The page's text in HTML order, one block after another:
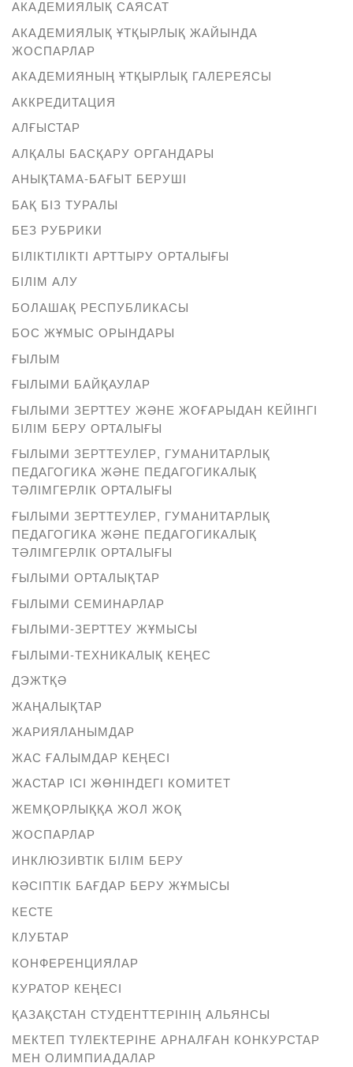
АКАДЕМИЯЛЫҚ САЯСАТ
АКАДЕМИЯЛЫҚ ҰТҚЫРЛЫҚ ЖАЙЫНДА
ЖОСПАРЛАР
АКАДЕМИЯНЫҢ ҰТҚЫРЛЫҚ ГАЛЕРЕЯСЫ
АККРЕДИТАЦИЯ
АЛҒЫСТАР
АЛҚАЛЫ БАСҚАРУ ОРГАНДАРЫ
АНЫҚТАМА-БАҒЫТ БЕРУШІ
БАҚ БІЗ ТУРАЛЫ
БЕЗ РУБРИКИ
БІЛІКТІЛІКТІ АРТТЫРУ ОРТАЛЫҒЫ
БІЛІМ АЛУ
БОЛАШАҚ РЕСПУБЛИКАСЫ
БОС ЖҰМЫС ОРЫНДАРЫ
ҒЫЛЫМ
ҒЫЛЫМИ БАЙҚАУЛАР
ҒЫЛЫМИ ЗЕРТТЕУ ЖӘНЕ ЖОҒАРЫДАН КЕЙІНГІ
БІЛІМ БЕРУ ОРТАЛЫҒЫ
ҒЫЛЫМИ ЗЕРТТЕУЛЕР, ГУМАНИТАРЛЫҚ
ПЕДАГОГИКА ЖӘНЕ ПЕДАГОГИКАЛЫҚ
ТӘЛІМГЕРЛІК ОРТАЛЫҒЫ
ҒЫЛЫМИ ЗЕРТТЕУЛЕР, ГУМАНИТАРЛЫҚ
ПЕДАГОГИКА ЖӘНЕ ПЕДАГОГИКАЛЫҚ
ТӘЛІМГЕРЛІК ОРТАЛЫҒЫ
ҒЫЛЫМИ ОРТАЛЫҚТАР
ҒЫЛЫМИ СЕМИНАРЛАР
ҒЫЛЫМИ-ЗЕРТТЕУ ЖҰМЫСЫ
ҒЫЛЫМИ-ТЕХНИКАЛЫҚ КЕҢЕС
ДЭЖТҚӘ
ЖАҢАЛЫҚТАР
ЖАРИЯЛАНЫМДАР
ЖАС ҒАЛЫМДАР КЕҢЕСІ
ЖАСТАР ІСІ ЖӨНІНДЕГІ КОМИТЕТ
ЖЕМҚОРЛЫҚҚА ЖОЛ ЖОҚ
ЖОСПАРЛАР
ИНКЛЮЗИВТІК БІЛІМ БЕРУ
КӘСІПТІК БАҒДАР БЕРУ ЖҰМЫСЫ
КЕСТЕ
КЛУБТАР
КОНФЕРЕНЦИЯЛАР
КУРАТОР КЕҢЕСІ
ҚАЗАҚСТАН СТУДЕНТТЕРІНІҢ АЛЬЯНСЫ
МЕКТЕП ТҮЛЕКТЕРІНЕ АРНАЛҒАН КОНКУРСТАР
МЕН ОЛИМПИАДАЛАР